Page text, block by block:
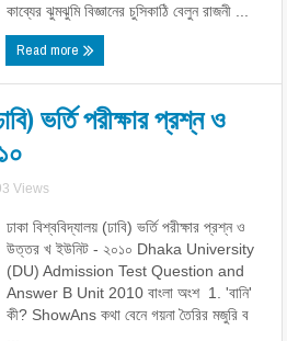
কাব্যের ঝুমঝুমি বিজ্ঞানের চুসিকাঠি বেলুন রাজনী ...
Read more
ভর্তি পরীক্ষার প্রশ্ন ও
Views
ঢাকা বিশ্ববিদ্যালয় (ঢাবি) ভর্তি পরীক্ষার প্রশ্ন ও
উত্তর খ ইউনিট - ২০১০ Dhaka University
(DU) Admission Test Question and
Answer B Unit 2010 বাংলা অংশ 1. 'বানি'
কী? ShowAns কথা বেনে গয়না তৈরির মজুরি ব